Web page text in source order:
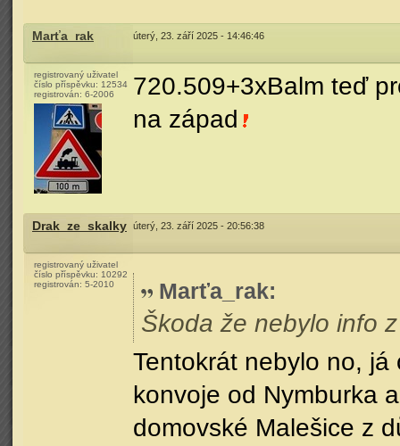
Marťa_rak úterý, 23. září 2025 - 14:46:46
registrovaný uživatel
číslo příspěvku: 12534
registrován: 6-2006
720.509+3xBalm teď
na západ
Drak_ze_skalky úterý, 23. září 2025 - 20:56:38
registrovaný uživatel
číslo příspěvku: 10292
registrován: 5-2010 Marťa_rak:
Škoda že nebylo info
Tentokrát nebylo no,
konvoje od Nymburka
domovské Malešice z